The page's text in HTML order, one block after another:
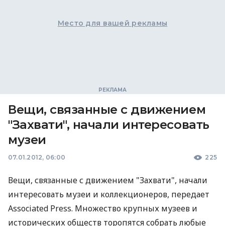
Место для вашей рекламы
Вещи, связанные с движением
"Захвати", начали интересовать
музеи
07.01.2012, 06:00 225
Вещи, связанные с движением "Захвати", начали
интересовать музеи и коллекционеров, передает
Associated Press. Множество крупных музеев и
исторических обществ торопятся собрать любые